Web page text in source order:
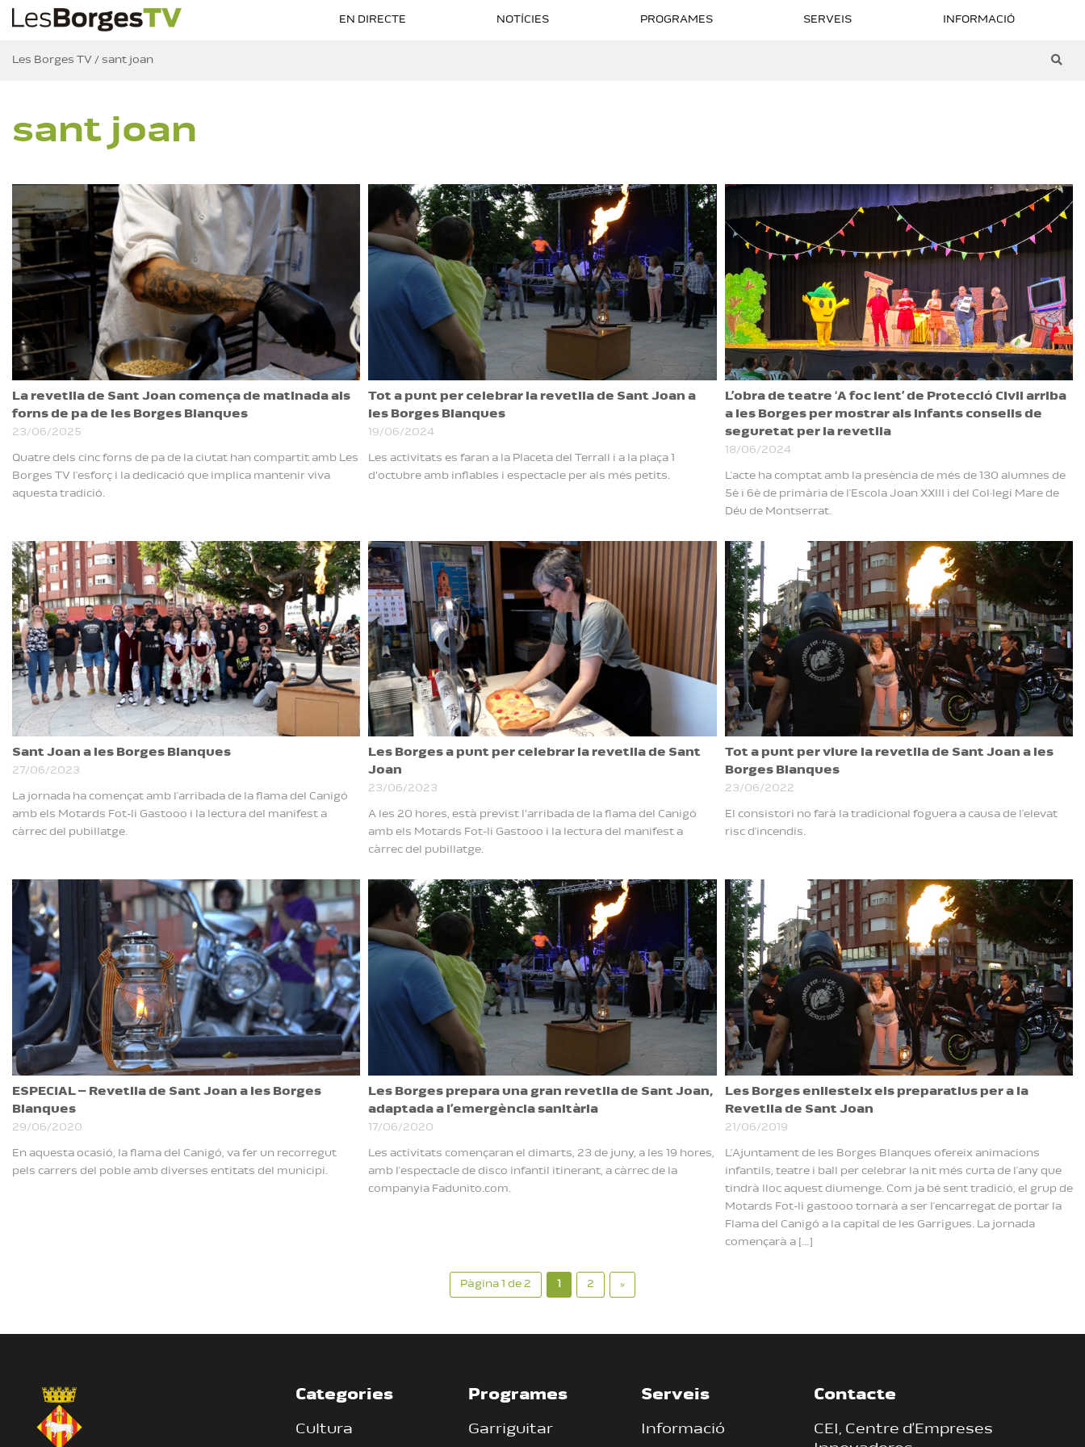
EN DIRECTE NOTÍCIES PROGRAMES SERVEIS INFORMACIÓ
Les Borges TV / sant joan
sant joan
La revetlla de Sant Joan comença de matinada als
forns de pa de les Borges Blanques
23/06/2025
Quatre dels cinc forns de pa de la ciutat han compartit amb Les
Borges TV l’esforç i la dedicació que implica mantenir viva
aquesta tradició.
Tot a punt per celebrar la revetlla de Sant Joan a
les Borges Blanques
19/06/2024
Les activitats es faran a la Placeta del Terrall i a la plaça 1
d'octubre amb inflables i espectacle per als més petits.
L’obra de teatre ‘A foc lent’ de Protecció Civil arriba
a les Borges per mostrar als infants consells de
seguretat per la revetlla
18/06/2024
L’acte ha comptat amb la presència de més de 130 alumnes de
5è i 6è de primària de l’Escola Joan XXIII i del Col·legi Mare de
Déu de Montserrat.
Sant Joan a les Borges Blanques
27/06/2023
La jornada ha començat amb l’arribada de la flama del Canigó
amb els Motards Fot-li Gastooo i la lectura del manifest a
càrrec del pubillatge.
Les Borges a punt per celebrar la revetlla de Sant
Joan
23/06/2023
A les 20 hores, està previst l'arribada de la flama del Canigó
amb els Motards Fot-li Gastooo i la lectura del manifest a
càrrec del pubillatge.
Tot a punt per viure la revetlla de Sant Joan a les
Borges Blanques
23/06/2022
El consistori no farà la tradicional foguera a causa de l’elevat
risc d’incendis.
ESPECIAL – Revetlla de Sant Joan a les Borges
Blanques
29/06/2020
En aquesta ocasió, la flama del Canigó, va fer un recorregut
pels carrers del poble amb diverses entitats del municipi.
Les Borges prepara una gran revetlla de Sant Joan,
adaptada a l’emergència sanitària
17/06/2020
Les activitats començaran el dimarts, 23 de juny, a les 19 hores,
amb l’espectacle de disco infantil itinerant, a càrrec de la
companyia Fadunito.com.
Les Borges enllesteix els preparatius per a la
Revetlla de Sant Joan
21/06/2019
L’Ajuntament de les Borges Blanques ofereix animacions
infantils, teatre i ball per celebrar la nit més curta de l’any que
tindrà lloc aquest diumenge. Com ja bé sent tradició, el grup de
Motards Fot-li gastooo tornarà a ser l’encarregat de portar la
Flama del Canigó a la capital de les Garrigues. La jornada
començarà a […]
Pàgina 1 de 2 1 2 »
Categories
Cultura
Programes
Garriguitar
Serveis
Informació
Contacte
CEI, Centre d’Empreses